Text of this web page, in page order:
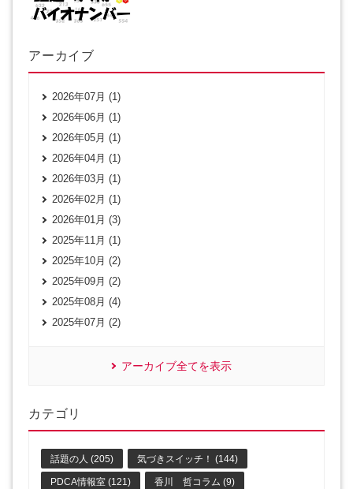
アーカイブ
2026年07月 (1)
2026年06月 (1)
2026年05月 (1)
2026年04月 (1)
2026年03月 (1)
2026年02月 (1)
2026年01月 (3)
2025年11月 (1)
2025年10月 (2)
2025年09月 (2)
2025年08月 (4)
2025年07月 (2)
アーカイブ全てを表示
カテゴリ
話題の人 (205) 気づきスイッチ！ (144)
PDCA情報室 (121) 香川 哲コラム (9)